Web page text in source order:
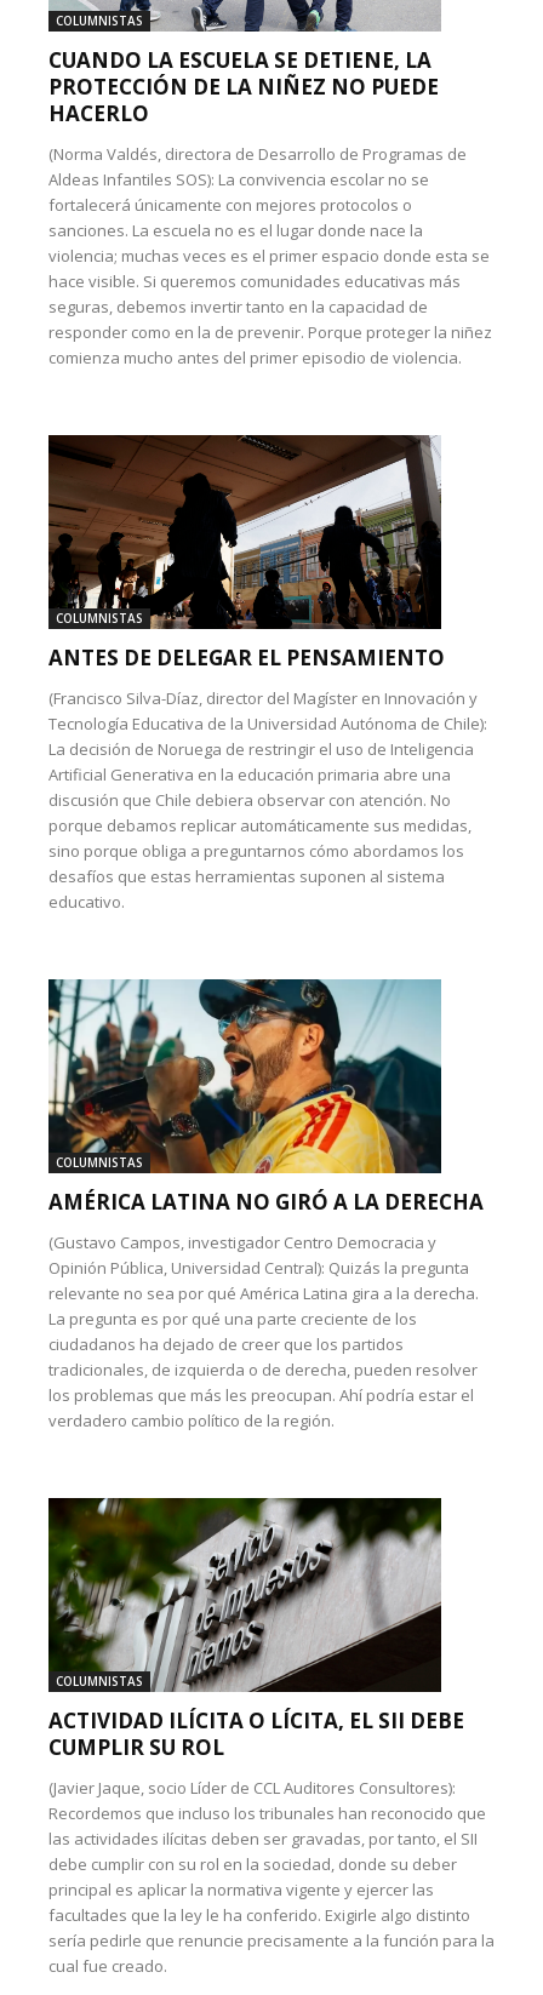
COLUMNISTAS
CUANDO LA ESCUELA SE DETIENE, LA
PROTECCIÓN DE LA NIÑEZ NO PUEDE
HACERLO
(Norma Valdés, directora de Desarrollo de Programas de
Aldeas Infantiles SOS): La convivencia escolar no se
fortalecerá únicamente con mejores protocolos o
sanciones. La escuela no es el lugar donde nace la
violencia; muchas veces es el primer espacio donde esta se
hace visible. Si queremos comunidades educativas más
seguras, debemos invertir tanto en la capacidad de
responder como en la de prevenir. Porque proteger la niñez
comienza mucho antes del primer episodio de violencia.
COLUMNISTAS
ANTES DE DELEGAR EL PENSAMIENTO
(Francisco Silva-Díaz, director del Magíster en Innovación y
Tecnología Educativa de la Universidad Autónoma de Chile):
La decisión de Noruega de restringir el uso de Inteligencia
Artificial Generativa en la educación primaria abre una
discusión que Chile debiera observar con atención. No
porque debamos replicar automáticamente sus medidas,
sino porque obliga a preguntarnos cómo abordamos los
desafíos que estas herramientas suponen al sistema
educativo.
COLUMNISTAS
AMÉRICA LATINA NO GIRÓ A LA DERECHA
(Gustavo Campos, investigador Centro Democracia y
Opinión Pública, Universidad Central): Quizás la pregunta
relevante no sea por qué América Latina gira a la derecha.
La pregunta es por qué una parte creciente de los
ciudadanos ha dejado de creer que los partidos
tradicionales, de izquierda o de derecha, pueden resolver
los problemas que más les preocupan. Ahí podría estar el
verdadero cambio político de la región.
COLUMNISTAS
ACTIVIDAD ILÍCITA O LÍCITA, EL SII DEBE
CUMPLIR SU ROL
(Javier Jaque, socio Líder de CCL Auditores Consultores):
Recordemos que incluso los tribunales han reconocido que
las actividades ilícitas deben ser gravadas, por tanto, el SII
debe cumplir con su rol en la sociedad, donde su deber
principal es aplicar la normativa vigente y ejercer las
facultades que la ley le ha conferido. Exigirle algo distinto
sería pedirle que renuncie precisamente a la función para la
cual fue creado.